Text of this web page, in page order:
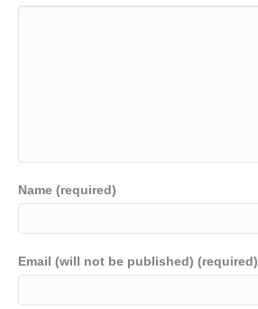
Name (required)
Email (will not be published) (required)